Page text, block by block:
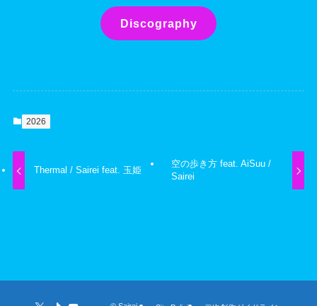
Discography
2026
Thermal / Sairei feat. 玉姫
空の歩き方 feat. AiSuu /
Sairei